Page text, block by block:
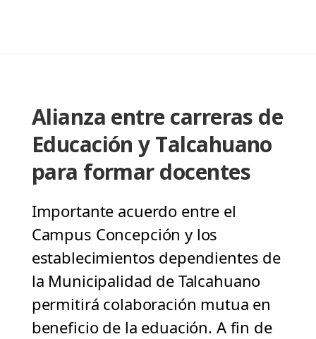
Alianza entre carreras de
Educación y Talcahuano
para formar docentes
Importante acuerdo entre el
Campus Concepción y los
establecimientos dependientes de
la Municipalidad de Talcahuano
permitirá colaboración mutua en
beneficio de la eduación. A fin de